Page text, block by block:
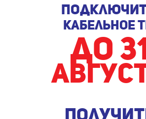
кабельное
до